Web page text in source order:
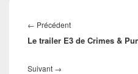
de
l’article
← PrécédentArticle
précédent :
Le trailer E3 de Crimes &
Suivant →